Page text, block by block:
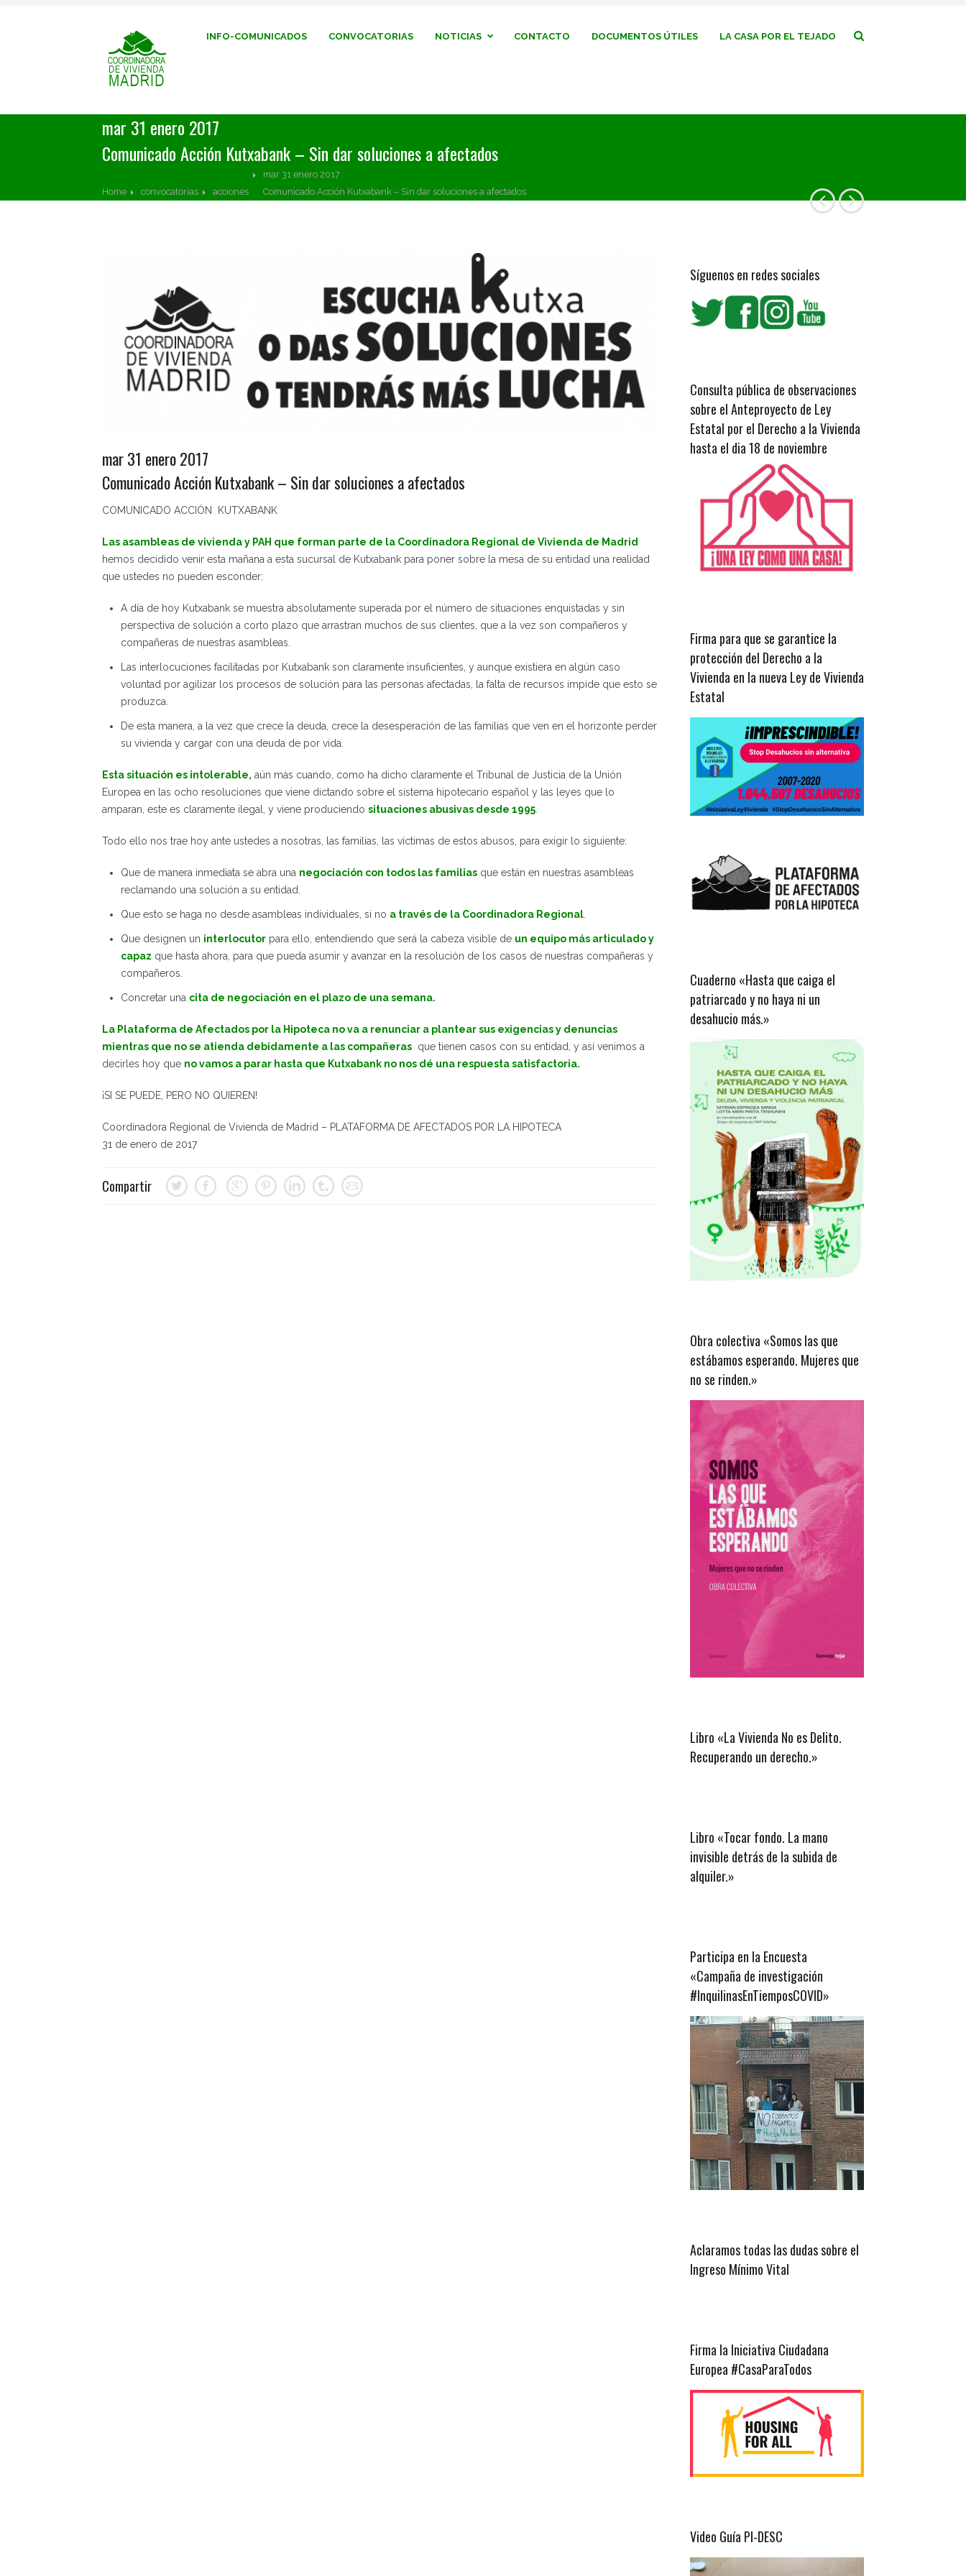
INFO-COMUNICADOS CONVOCATORIAS NOTICIAS CONTACTO DOCUMENTOS ÚTILES LA CASA POR EL TEJADO
mar 31 enero 2017
Comunicado Acción Kutxabank – Sin dar soluciones a afectados
Home convocatorias acciones
mar 31 enero 2017
Comunicado Acción Kutxabank – Sin dar soluciones a afectados
mar 31 enero 2017
Comunicado Acción Kutxabank – Sin dar soluciones a afectados
COMUNICADO ACCIÓN KUTXABANK
Las asambleas de vivienda y PAH que forman parte de la Coordinadora Regional de Vivienda de Madrid
hemos decidido venir esta mañana a esta sucursal de Kutxabank para poner sobre la mesa de su entidad una realidad
que ustedes no pueden esconder:
A día de hoy Kutxabank se muestra absolutamente superada por el número de situaciones enquistadas y sin
perspectiva de solución a corto plazo que arrastran muchos de sus clientes, que a la vez son compañeros y
compañeras de nuestras asambleas.
Las interlocuciones facilitadas por Kutxabank son claramente insuficientes, y aunque existiera en algún caso
voluntad por agilizar los procesos de solución para las personas afectadas, la falta de recursos impide que esto se
produzca.
De esta manera, a la vez que crece la deuda, crece la desesperación de las familias que ven en el horizonte perder
su vivienda y cargar con una deuda de por vida.
Esta situación es intolerable, aún más cuando, como ha dicho claramente el Tribunal de Justicia de la Unión
Europea en las ocho resoluciones que viene dictando sobre el sistema hipotecario español y las leyes que lo
amparan, este es claramente ilegal, y viene produciendo situaciones abusivas desde 1995
Todo ello nos trae hoy ante ustedes a nosotras, las familias, las víctimas de estos abusos, para exigir lo siguiente:
Que de manera inmediata se abra una negociación con todos las familias que están en nuestras asambleas
reclamando una solución a su entidad.
Que esto se haga no desde asambleas individuales, si no a través de la Coordinadora Regional
Que designen un interlocutor para ello, entendiendo que será la cabeza visible de un equipo más articulado y
capaz que hasta ahora, para que pueda asumir y avanzar en la resolución de los casos de nuestras compañeras y
compañeros.
Concretar una cita de negociación en el plazo de una semana.
La Plataforma de Afectados por la Hipoteca no va a renunciar a plantear sus exigencias y denuncias
mientras que no se atienda debidamente a las compañeras que tienen casos con su entidad, y así venimos a
decirles hoy que no vamos a parar hasta que Kutxabank no nos dé una respuesta satisfactoria.
¡SI SE PUEDE, PERO NO QUIEREN!
Coordinadora Regional de Vivienda de Madrid – PLATAFORMA DE AFECTADOS POR LA HIPOTECA
31 de enero de 2017
Compartir
Síguenos en redes sociales
Consulta pública de observaciones
sobre el Anteproyecto de Ley
Estatal por el Derecho a la Vivienda
hasta el dia 18 de noviembre
Firma para que se garantice la
protección del Derecho a la
Vivienda en la nueva Ley de Vivienda
Estatal
Cuaderno «Hasta que caiga el
patriarcado y no haya ni un
desahucio más.»
Obra colectiva «Somos las que
estábamos esperando. Mujeres que
no se rinden.»
Libro «La Vivienda No es Delito.
Recuperando un derecho.»
Libro «Tocar fondo. La mano
invisible detrás de la subida de
alquiler.»
Participa en la Encuesta
«Campaña de investigación
#InquilinasEnTiemposCOVID»
Aclaramos todas las dudas sobre el
Ingreso Mínimo Vital
Firma la Iniciativa Ciudadana
Europea #CasaParaTodos
Video Guía PI-DESC